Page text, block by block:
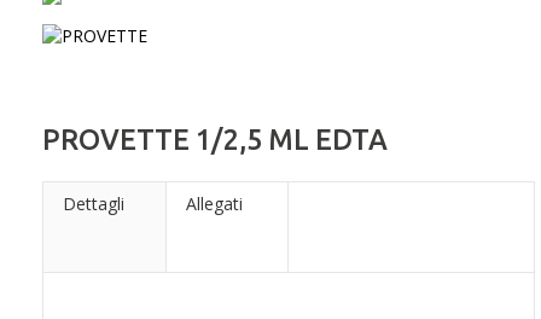
PROVETTE 1/2,5 ML EDTA
Dettagli Allegati